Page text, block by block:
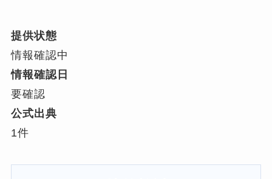
提供状態
情報確認中
情報確認日
要確認
公式出典
1件